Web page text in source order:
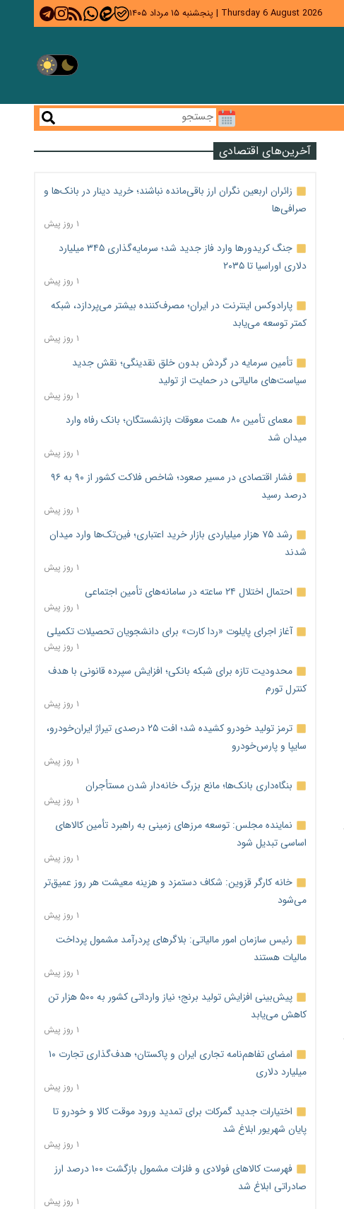
Thursday 6 August 2026
| پنجشنبه ۱۵ مرداد ۱۴۰۵
آخرین‌های اقتصادی
زائران اربعین نگران ارز باقی‌مانده نباشند؛ خرید دینار در بانک‌ها و
صرافی‌ها
۱ روز پیش
جنگ کریدورها وارد فاز جدید شد؛ سرمایه‌گذاری ۳۴۵ میلیارد
دلاری اوراسیا تا ۲۰۳۵
۱ روز پیش
پارادوکس اینترنت در ایران؛ مصرف‌کننده بیشتر می‌پردازد، شبکه
کمتر توسعه می‌یابد
۱ روز پیش
تأمین سرمایه در گردش بدون خلق نقدینگی؛ نقش جدید
سیاست‌های مالیاتی در حمایت از تولید
۱ روز پیش
معمای تأمین ۸۰ همت معوقات بازنشستگان؛ بانک رفاه وارد
میدان شد
۱ روز پیش
فشار اقتصادی در مسیر صعود؛ شاخص فلاکت کشور از ۹۰ به ۹۶
درصد رسید
۱ روز پیش
رشد ۷۵ هزار میلیاردی بازار خرید اعتباری؛ فین‌تک‌ها وارد میدان
شدند
۱ روز پیش
احتمال اختلال ۲۴ ساعته در سامانه‌های تأمین اجتماعی
۱ روز پیش
آغاز اجرای پایلوت «ردا کارت» برای دانشجویان تحصیلات تکمیلی
۱ روز پیش
محدودیت تازه برای شبکه بانکی؛ افزایش سپرده قانونی با هدف
کنترل تورم
۱ روز پیش
ترمز تولید خودرو کشیده شد؛ افت ۲۵ درصدی تیراژ ایران‌خودرو،
سایپا و پارس‌خودرو
۱ روز پیش
بنگاه‌داری بانک‌ها؛ مانع بزرگ خانه‌دار شدن مستأجران
۱ روز پیش
نماینده مجلس: توسعه مرزهای زمینی به راهبرد تأمین کالاهای
اساسی تبدیل شود
۱ روز پیش
خانه کارگر قزوین: شکاف دستمزد و هزینه معیشت هر روز عمیق‌تر
می‌شود
۱ روز پیش
رئیس سازمان امور مالیاتی: بلاگرهای پردرآمد مشمول پرداخت
مالیات هستند
۱ روز پیش
پیش‌بینی افزایش تولید برنج؛ نیاز وارداتی کشور به ۵۰۰ هزار تن
کاهش می‌یابد
۱ روز پیش
امضای تفاهم‌نامه تجاری ایران و پاکستان؛ هدف‌گذاری تجارت ۱۰
میلیارد دلاری
۱ روز پیش
اختیارات جدید گمرکات برای تمدید ورود موقت کالا و خودرو تا
پایان شهریور ابلاغ شد
۱ روز پیش
فهرست کالاهای فولادی و فلزات مشمول بازگشت ۱۰۰ درصد ارز
صادراتی ابلاغ شد
۱ روز پیش